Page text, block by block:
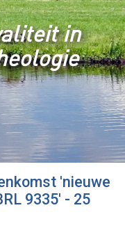
in
'nieuwe
9335' - 25